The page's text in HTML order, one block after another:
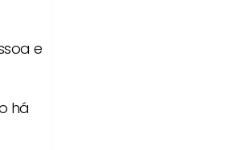
e
há